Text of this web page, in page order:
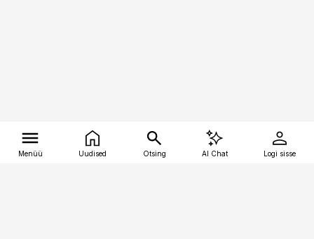
Menüü Uudised Otsing AI Chat Logi sisse